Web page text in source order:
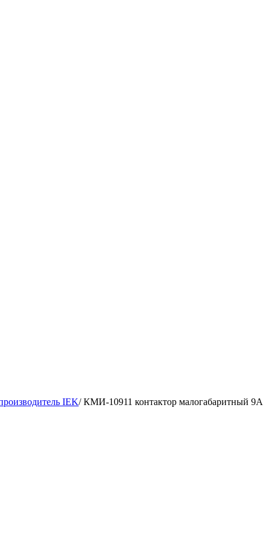
IEK/ КМИ-10911 контактор малогабаритный 9А